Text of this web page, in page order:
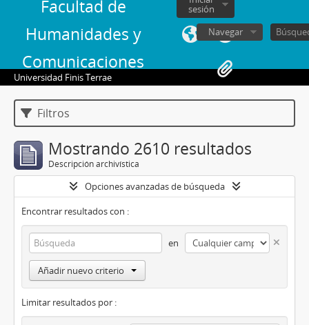
Facultad de
Humanidades y
Comunicaciones
sesión
Navegar
Universidad Finis Terrae
Filtros
Mostrando 2610 resultados
Descripción archivística
Opciones avanzadas de búsqueda
Encontrar resultados con :
en
Añadir nuevo criterio
Limitar resultados por :